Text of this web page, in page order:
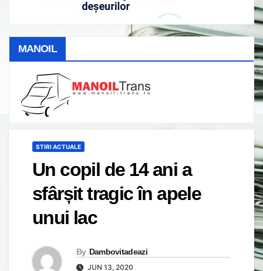
MANOIL
STIRI ACTUALE
Un copil de 14 ani a
sfârșit tragic în apele
unui lac
By Dambovitadeazi
JUN 13, 2020